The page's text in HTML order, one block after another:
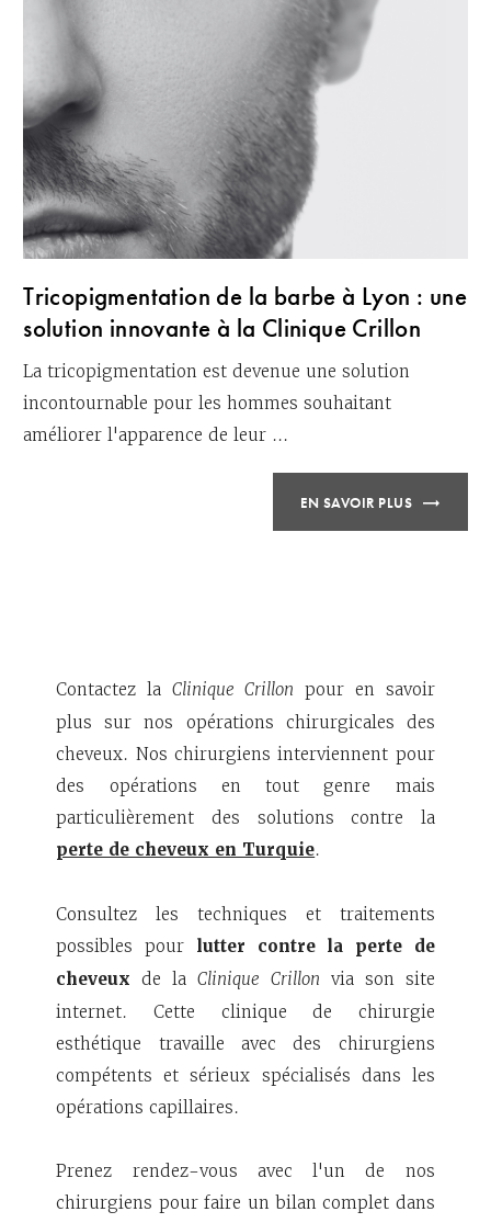
Tricopigmentation de la barbe à Lyon : une
solution innovante à la Clinique Crillon
La tricopigmentation est devenue une solution
incontournable pour les hommes souhaitant
améliorer l'apparence de leur ...
EN SAVOIR PLUS
Contactez laClinique Crillon pour en savoir
plus sur nos opérations chirurgicales des
cheveux. Nos chirurgiens interviennent pour
des opérations en tout genre mais
particulièrement des solutions contre la
perte de cheveux en Turquie.
Consultez les techniques et traitements
possibles pour lutter contre la perte de
cheveux de laClinique Crillon via son site
internet. Cette clinique de chirurgie
esthétique travaille avec des chirurgiens
compétents et sérieux spécialisés dans les
opérations capillaires.
Prenez rendez-vous avec l'un de nos
chirurgiens pour faire un bilan complet dans